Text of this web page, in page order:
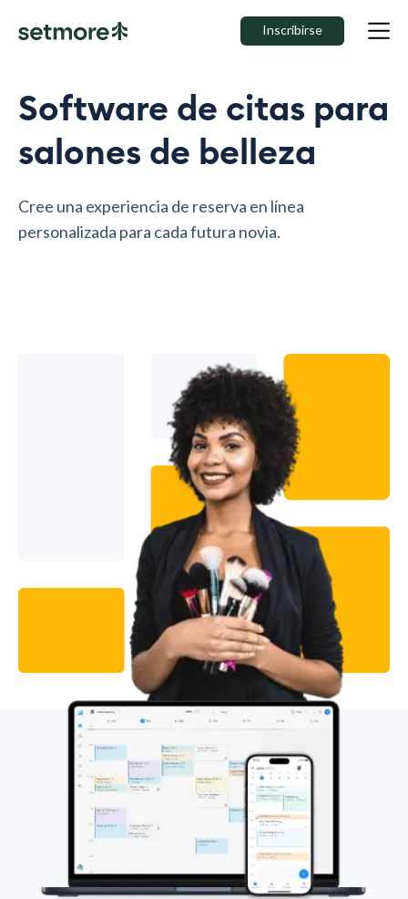
Inscribirse
Software de citas para
salones de belleza
Cree una experiencia de reserva en línea
personalizada para cada futura novia.